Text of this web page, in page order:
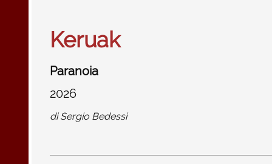
Keruak
Paranoia
2026
diSergio Bedessi